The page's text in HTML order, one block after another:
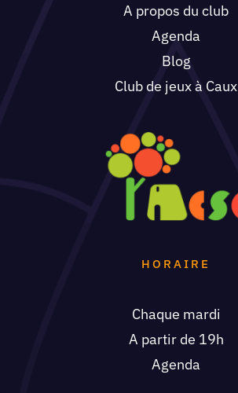
A propos du club
Agenda
Blog
Club de jeux à Caux
HORAIRE
Chaque mardi
A partir de 19h
Agenda